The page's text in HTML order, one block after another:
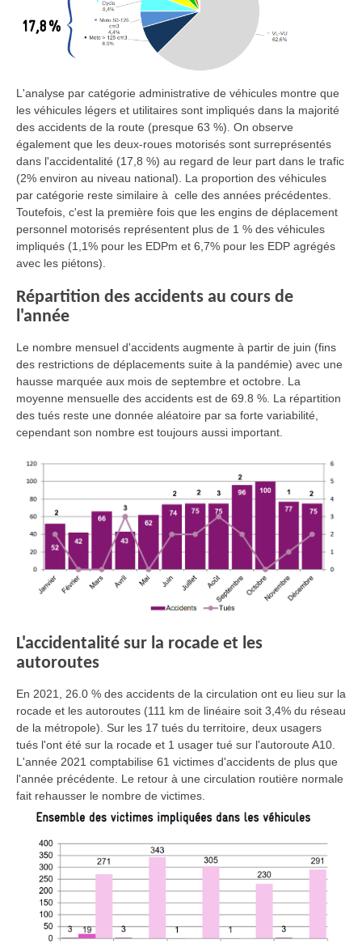
L'analyse par catégorie administrative de véhicules montre que
les véhicules légers et utilitaires sont impliqués dans la majorité
des accidents de la route (presque 63 %). On observe
également que les deux-roues motorisés sont surreprésentés
dans l'accidentalité (17,8 %) au regard de leur part dans le trafic
(2% environ au niveau national). La proportion des véhicules
par catégorie reste similaire à celle des années précédentes.
Toutefois, c'est la première fois que les engins de déplacement
personnel motorisés représentent plus de 1 % des véhicules
impliqués (1,1% pour les EDPm et 6,7% pour les EDP agrégés
avec les piétons).
Répartition des accidents au cours de
l'année
Le nombre mensuel d'accidents augmente à partir de juin (fins
des restrictions de déplacements suite à la pandémie) avec une
hausse marquée aux mois de septembre et octobre. La
moyenne mensuelle des accidents est de 69.8 %. La répartition
des tués reste une donnée aléatoire par sa forte variabilité,
cependant son nombre est toujours aussi important.
L'accidentalité sur la rocade et les
autoroutes
En 2021, 26.0 % des accidents de la circulation ont eu lieu sur la
rocade et les autoroutes (111 km de linéaire soit 3,4% du réseau
de la métropole). Sur les 17 tués du territoire, deux usagers
tués l'ont été sur la rocade et 1 usager tué sur l'autoroute A10.
L'année 2021 comptabilise 61 victimes d'accidents de plus que
l'année précédente. Le retour à une circulation routière normale
fait rehausser le nombre de victimes.